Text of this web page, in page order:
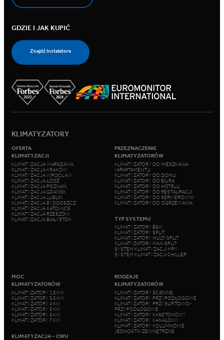
GDZIE I JAK KUPIĆ
Znajdź Instalatora
KLIMATYZATORY
OFERTA
KLIMATYZACJI
KLIMATYZACJA WARSZAWA
KLIMATYZACJA KRAKÓW
KLIMATYZACJA WROCŁAW
KLIMATYZACJA ŁÓDŹ
KLIMATYZACJA POZNAŃ
KLIMATYZACJA GDAŃSK
KLIMATYZACJA LUBLIN
KLIMATYZACJA BYDGOSZCZ
KLIMATYZACJA KATOWICE
KLIMATYZACJA RZESZÓW
KLIMATYZACJA BIAŁYSTOK
PRZEZNACZENIE
KLIMATYZATORÓW
KLIMATYZATORY DO MIESZKANIA
I APARTAMENTU
KLIMATYZATORY DO DOMU
KLIMATYZATORY DO BIURA
KLIMATYZATORY DO HOTELU
KLIMATYZATORY DO RESTAURACJI
KLIMATYZATORY DO SERWEROWNI
KLIMATYZATORY DO OGRZEWANIA
TYP SYSTEMU
KLIMATYZATORY B&W
KLIMATYZATORY SPLIT
KLIMATYZATORY MULTI SPLIT
KLIMATYZATORY MAXI SPLIT
SYSTEM KLIMATYZACJI MRV
SYSTEM KLIMATYZACJI CHILLER
MOC
KLIMATYZATORÓW
KLIMATYZATORY 2,5 KW
KLIMATYZATORY 3,5 KW
KLIMATYZATORY 4 KW
KLIMATYZATORY 5 KW
KLIMATYZATORY 6 KW
KLIMATYZATORY 7 KW
KLIMATYZACJA – CWU
RODZAJE
KLIMATYZATORÓW
KLIMATYZATORY ŚCIENNE
KLIMATYZATORY PRZYPODŁOGOWE
KLIMATYZATORY PRZYSUFITOWO-
PRZYPODŁOGOWE
KLIMATYZATORY KASETONOWY
KLIMATYZATORY KANAŁOWY
KLIMATYZATORY KOLUMNOWE
JEDNOSTKI ZEWNĘTRZNE